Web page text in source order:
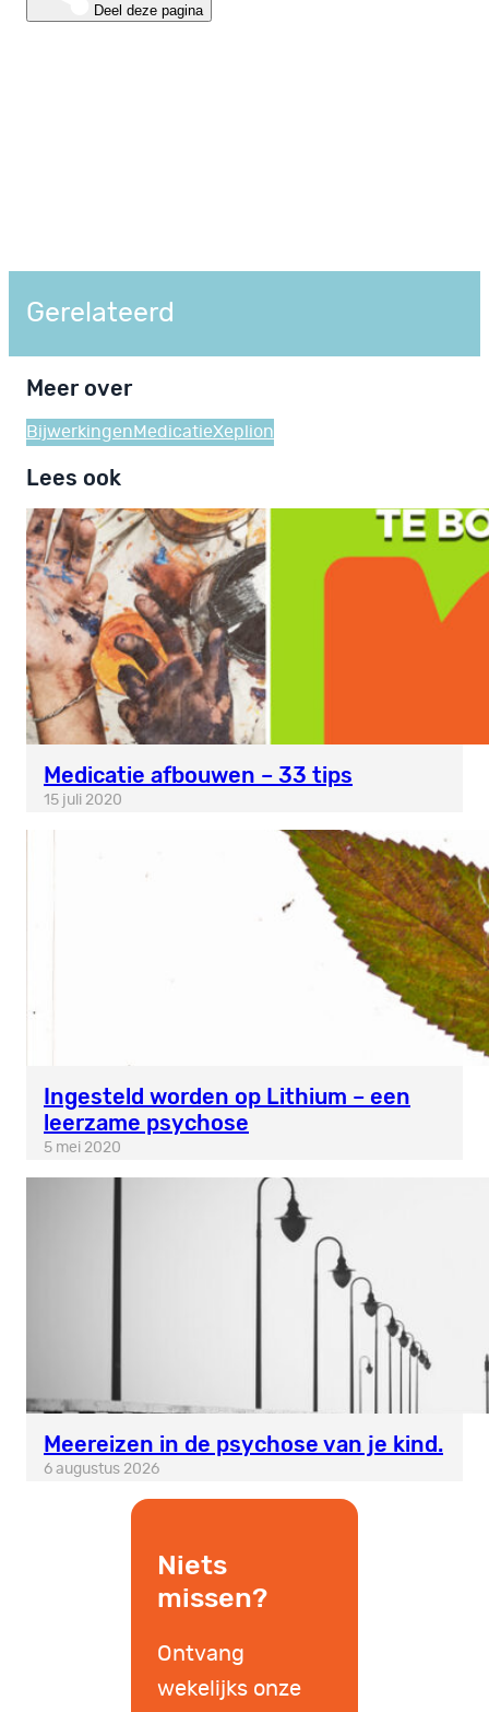
Deel deze pagina
Gerelateerd
Meer over
Bijwerkingen MedicatieXeplion
Lees ook
Medicatie afbouwen – 33 tips
15 juli 2020
Ingesteld worden op Lithium – een
leerzame psychose
5 mei 2020
Meereizen in de psychose van je kind.
6 augustus 2026
Niets
missen?
Ontvang
wekelijks onze